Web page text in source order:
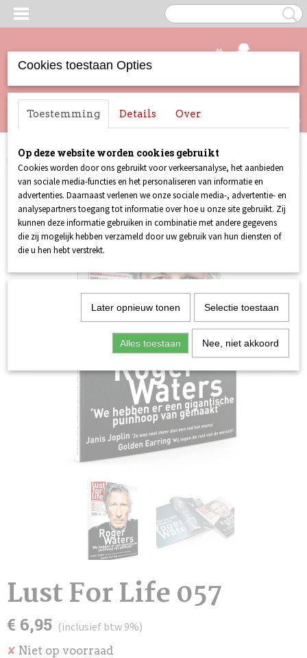
Inloggen Registreren
Geen producten (0)
Home >Lust For Life>Lust For Life 057
Lust For Life 057
€ 6,95 (inclusief btw 9%)
✘ Niet op voorraad
Cookies toestaan Opties
Toestemming Details Over
Op deze website worden cookies gebruikt
Cookies worden door ons gebruikt voor verkeersanalyse, het aanbieden
van sociale media-functies en het personaliseren van informatie en
advertenties. Daarnaast verlenen we onze sociale media-, advertentie- en
analysepartners toegang tot informatie over hoe u onze site gebruikt. Zij
kunnen deze informatie gebruiken in combinatie met andere gegevens
die zij mogelijk hebben verzameld door uw gebruik van hun diensten of
die u hen hebt verstrekt.
Later opnieuw tonen Selectie toestaan
Alles toestaan Nee, niet akkoord